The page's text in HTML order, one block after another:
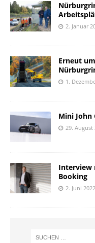
2. Januar
Erneut
1.
Mini John
29. August
Interview
Booking
2. Juni 2022